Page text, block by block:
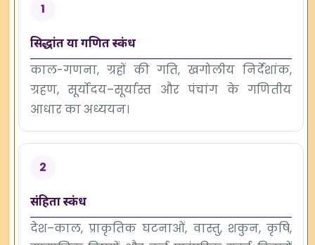
1
सिद्धांत या गणित स्कंध
काल-गणना, ग्रहों की गति, खगोलीय निर्देशांक,
ग्रहण, सूर्योदय–सूर्यास्त और पंचांग के गणितीय
आधार का अध्ययन।
2
संहिता स्कंध
देश–काल, प्राकृतिक घटनाओं, वास्तु, शकुन, कृषि,